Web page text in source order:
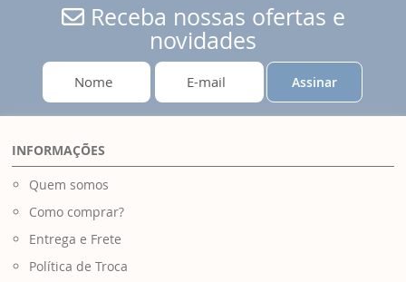
Receba nossas ofertas e
novidades
Assinar
INFORMAÇÕES
Quem somos
Como comprar?
Entrega e Frete
Política de Troca